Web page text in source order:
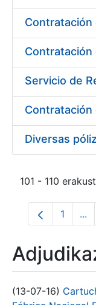
101 - 110
1 ...
(13-07-16)